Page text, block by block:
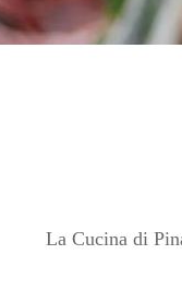
La Cucina di